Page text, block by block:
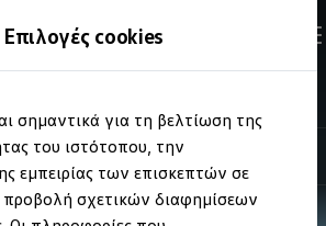
Επιλογές cookies
σημαντικά για τη βελτίωση της
του ιστότοπου, την
εμπειρίας των επισκεπτών σε
προβολή σχετικών διαφημίσεων
Λεπτομέρειες και εξοπλισμός
Μοντέλα
το Volkswagen σας
Οχήματα Volkswagen
μοντέλα
μοντέλα
Polo